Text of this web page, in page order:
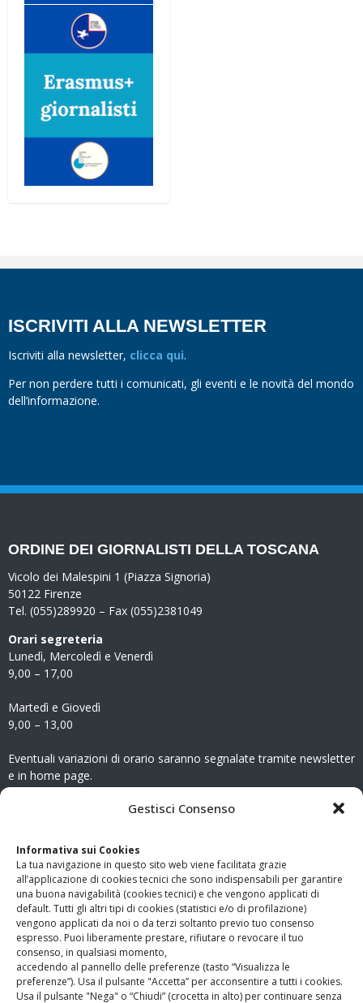
Gestisci Consenso
Informativa sui Cookies
La tua navigazione in questo sito web viene facilitata grazie
all’applicazione di cookies tecnici che sono indispensabili per garantire
una buona navigabilità (cookies tecnici) e che vengono applicati di
default. Tutti gli altri tipi di cookies (statistici e/o di profilazione)
vengono applicati da noi o da terzi soltanto previo tuo consenso
espresso. Puoi liberamente prestare, rifiutare o revocare il tuo
consenso, in qualsiasi momento,
accedendo al pannello delle preferenze (tasto “Visualizza le
preferenze”). Usa il pulsante "Accetta” per acconsentire a tutti i cookies.
Usa il pulsante "Nega" o “Chiudi” (crocetta in alto) per continuare senza
ISCRIVITI ALLA NEWSLETTER
Iscriviti alla newsletter, clicca qui.
Per non perdere tutti i comunicati, gli eventi e le novità del mondo
dell’informazione.
ORDINE DEI GIORNALISTI DELLA TOSCANA
Vicolo dei Malespini 1 (Piazza Signoria)
50122 Firenze
Tel. (055)289920 – Fax (055)2381049
Orari segreteria
Lunedì, Mercoledì e Venerdì
9,00 – 17,00
Martedì e Giovedì
9,00 – 13,00
Eventuali variazioni di orario saranno segnalate tramite newsletter
e in home page.
www.odg.toscana.it – testata registrata presso il Tribunale di
Firenze al nr. 5208 dell’ 08.10.2002. Direttore responsabile:
Giampaolo Marchini – C.F. 80005790482
LINK UTILI
PagoPA